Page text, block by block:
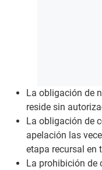
La obligación de
reside sin
La obligación de
apelación las
etapa recursal en
La prohibición de